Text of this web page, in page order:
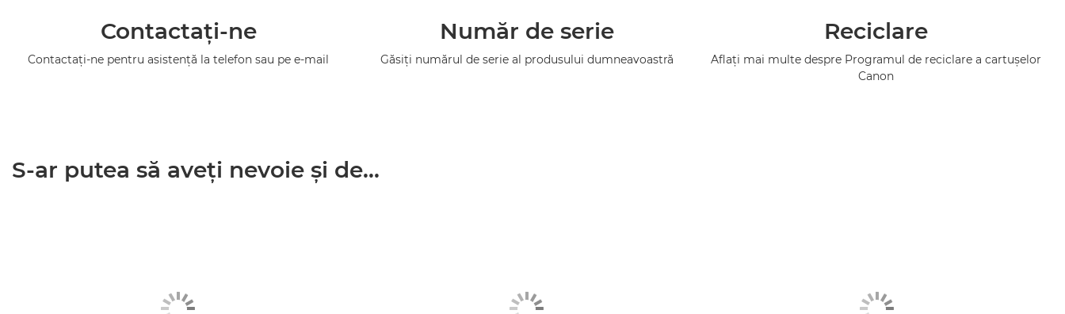
Contactaţi-ne
Contactaţi-ne pentru asistenţă la telefon sau pe e-mail
Număr de serie
Găsiţi numărul de serie al produsului dumneavoastră
Reciclare
Aflaţi mai multe despre Programul de reciclare a cartuşelor
Canon
S-ar putea să aveţi nevoie şi de...